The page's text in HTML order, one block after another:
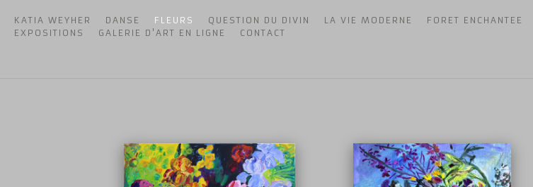
KATIA WEYHER DANSE FLEURS QUESTION DU DIVIN LA VIE MODERNE FORET ENCHANTEE
EXPOSITIONS
GALERIE D'ART EN LIGNE CONTACT